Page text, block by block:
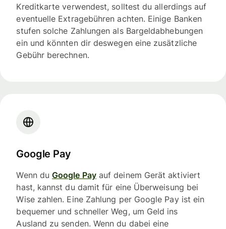
Kreditkarte verwendest, solltest du allerdings auf
eventuelle Extragebühren achten. Einige Banken
stufen solche Zahlungen als Bargeldabhebungen
ein und könnten dir deswegen eine zusätzliche
Gebühr berechnen.
Google Pay
Wenn duGoogle Payauf deinem Gerät aktiviert
hast, kannst du damit für eine Überweisung bei
Wise zahlen. Eine Zahlung per Google Pay ist ein
bequemer und schneller Weg, um Geld ins
Ausland zu senden. Wenn du dabei eine